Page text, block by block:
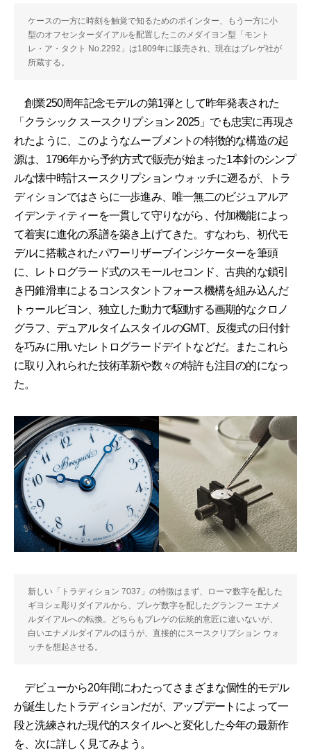
ケースの一方に時刻を触覚で知るためのポインター、もう一方に小
型のオフセンターダイアルを配置したこのメダイヨン型「モント
レ・ア・タクト No.2292」は1809年に販売され、現在はブレゲ社が
所蔵する。
創業250周年記念モデルの第1弾として昨年発表された
「クラシック スースクリプション 2025」でも忠実に再現さ
れたように、このようなムーブメントの特徴的な構造の起
源は、1796年から予約方式で販売が始まった1本針のシンプ
ルな懐中時計スースクリプション ウォッチに遡るが、トラ
ディションではさらに一歩進み、唯一無二のビジュアルア
イデンティティーを一貫して守りながら、付加機能によっ
て着実に進化の系譜を築き上げてきた。すなわち、初代モ
デルに搭載されたパワーリザーブインジケーターを筆頭
に、レトログラード式のスモールセコンド、古典的な鎖引
き円錐滑車によるコンスタントフォース機構を組み込んだ
トゥールビヨン、独立した動力で駆動する画期的なクロノ
グラフ、デュアルタイムスタイルのGMT、反復式の日付針
を巧みに用いたレトログラードデイトなどだ。またこれら
に取り入れられた技術革新や数々の特許も注目の的になっ
た。
新しい「トラディション 7037」の特徴はまず、ローマ数字を配した
ギヨシェ彫りダイアルから、ブレゲ数字を配したグランフー エナメ
ルダイアルへの転換。どちらもブレゲの伝統的意匠に違いないが、
白いエナメルダイアルのほうが、直接的にスースクリプション ウォ
ッチを想起させる。
デビューから20年間にわたってさまざまな個性的モデル
が誕生したトラディションだが、アップデートによって一
段と洗練された現代的スタイルへと変化した今年の最新作
を、次に詳しく見てみよう。